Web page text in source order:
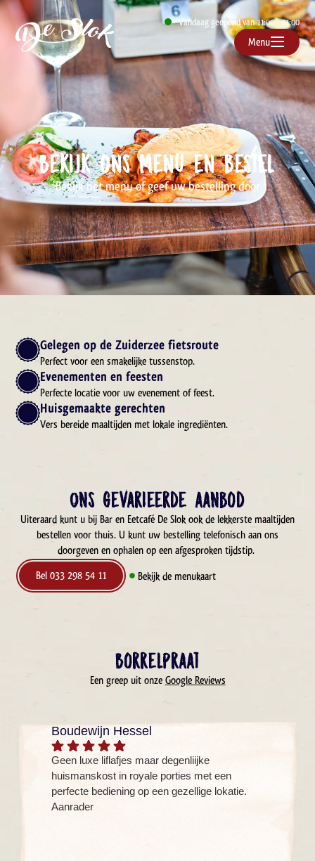
Vandaag geopend van 11:00 - 01:00
Menu
Bekijk ons menu en bestel
Bekijk het menu of geef uw bestelling door
Gelegen op de Zuiderzee fietsroute
Perfect voor een smakelijke tussenstop.
Evenementen en feesten
Perfecte locatie voor uw evenement of feest.
Huisgemaakte gerechten
Vers bereide maaltijden met lokale ingrediënten.
Ons gevarieerde aanbod
Uiteraard kunt u bij Bar en Eetcafé De Slok ook de lekkerste maaltijden
bestellen voor thuis. U kunt uw bestelling telefonisch aan ons
doorgeven en ophalen op een afgesproken tijdstip.
Bel 033 298 54 11
Bekijk de menukaart
Borrelpraat
Een greep uit onze Google Reviews
Boudewijn Hessel
Geen luxe liflafjes maar degenliijke
huismanskost in royale porties met een
perfecte bediening op een gezellige lokatie.
Aanrader